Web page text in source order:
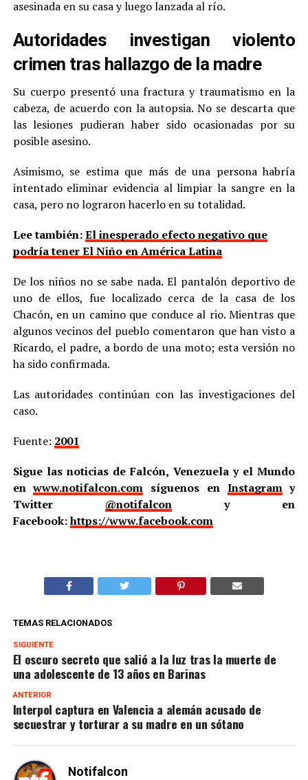
asesinada en su casa y luego lanzada al río.
Autoridades investigan violento
crimen tras hallazgo de la madre
Su cuerpo presentó una fractura y traumatismo en la
cabeza, de acuerdo con la autopsia. No se descarta que
las lesiones pudieran haber sido ocasionadas por su
posible asesino.
Asimismo, se estima que más de una persona habría
intentado eliminar evidencia al limpiar la sangre en la
casa, pero no lograron hacerlo en su totalidad.
Lee también:El inesperado efecto negativo que
podría tener El Niño en América Latina
De los niños no se sabe nada. El pantalón deportivo de
uno de ellos, fue localizado cerca de la casa de los
Chacón, en un camino que conduce al rio. Mientras que
algunos vecinos del pueblo comentaron que han visto a
Ricardo, el padre, a bordo de una moto; esta versión no
ha sido confirmada.
Las autoridades continúan con las investigaciones del
caso.
Fuente: 2001
Sigue las noticias de Falcón, Venezuela y el Mundo
enwww.notifalcon.com síguenos en Instagramy
Twitter @notifalcony en
Facebook:https://www.facebook.com
TEMAS RELACIONADOS
SIGUIENTE
El oscuro secreto que salió a la luz tras la muerte de
una adolescente de 13 años en Barinas
ANTERIOR
Interpol captura en Valencia a alemán acusado de
secuestrar y torturar a su madre en un sótano
Notifalcon